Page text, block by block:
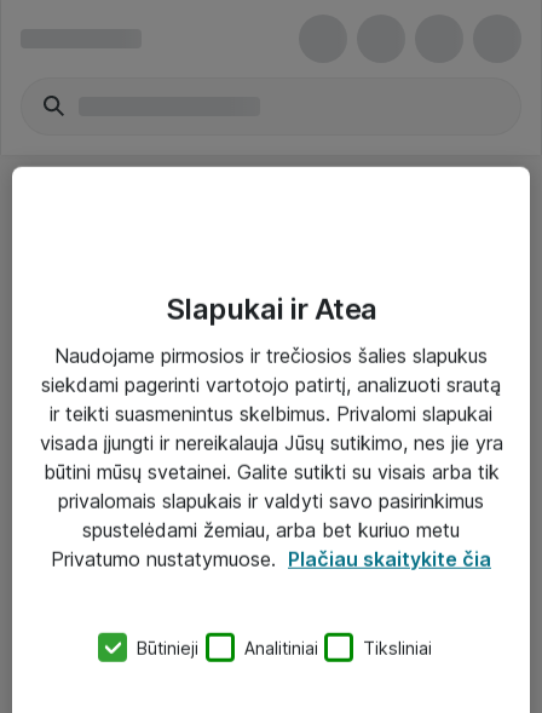
Paslaugos
Sprendimai
Įgyvendinti projektai
Atea ekspertų patarimai verslui
eShop@atea.lt
Slapukai ir Atea
Naudojame pirmosios ir trečiosios šalies slapukus
siekdami pagerinti vartotojo patirtį, analizuoti srautą
ir teikti suasmenintus skelbimus. Privalomi slapukai
visada įjungti ir nereikalauja Jūsų sutikimo, nes jie yra
būtini mūsų svetainei. Galite sutikti su visais arba tik
privalomais slapukais ir valdyti savo pasirinkimus
spustelėdami žemiau, arba bet kuriuo metu
Privatumo nustatymuose. Plačiau skaitykite čia
Būtinieji Analitiniai Tiksliniai